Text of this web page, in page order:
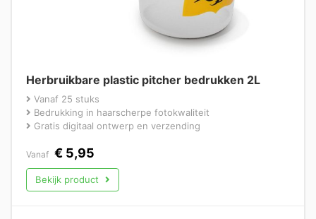
Herbruikbare plastic pitcher bedrukken 2L
Vanaf 25 stuks
Bedrukking in haarscherpe fotokwaliteit
Gratis digitaal ontwerp en verzending
Vanaf € 5,95
Bekijk product